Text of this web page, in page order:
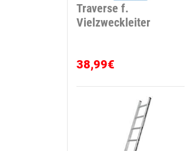
Traverse f.
Vielzweckleiter
38,99€